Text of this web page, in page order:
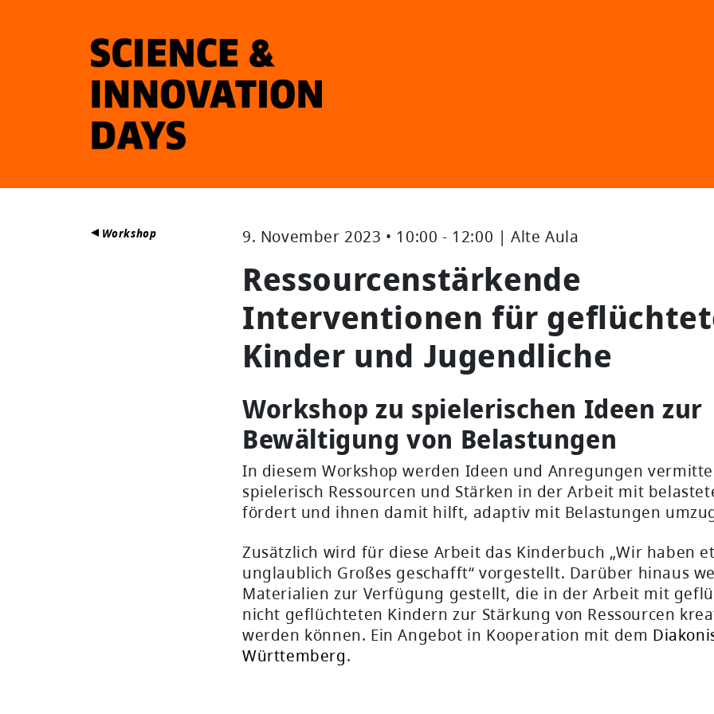
Workshop 9. November 2023 • 10:00 - 12:00 | Alte Aula
Ressourcenstärkende
Interventionen für
Kinder und Jugendliche
Workshop zu spielerischen Ideen zur
Bewältigung von Belastungen
In diesem Workshop werden Ideen und Anregungen
spielerisch Ressourcen und Stärken in der Arbeit mit
fördert und ihnen damit hilft, adaptiv mit Belastungen
Zusätzlich wird für diese Arbeit das Kinderbuch „Wir haben
unglaublich Großes geschafft“ vorgestellt. Darüber hinaus
Materialien zur Verfügung gestellt, die in der Arbeit mit
nicht geflüchteten Kindern zur Stärkung von Ressourcen
werden können. Ein Angebot in Kooperation mit dem
Württemberg.